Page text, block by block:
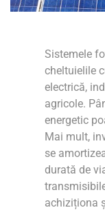
Sistemele
cheltuielile
electrică,
agricole.
energetic
Mai mult,
se
durată de
achiziționa